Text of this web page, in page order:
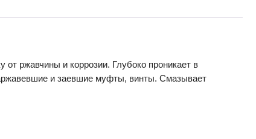
ржавчины и коррозии. Глубоко проникает в
и заевшие муфты, винты. Смазывает